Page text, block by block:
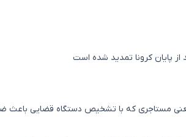
مستاجری که با تشخیص دستگاه قضایی باعث